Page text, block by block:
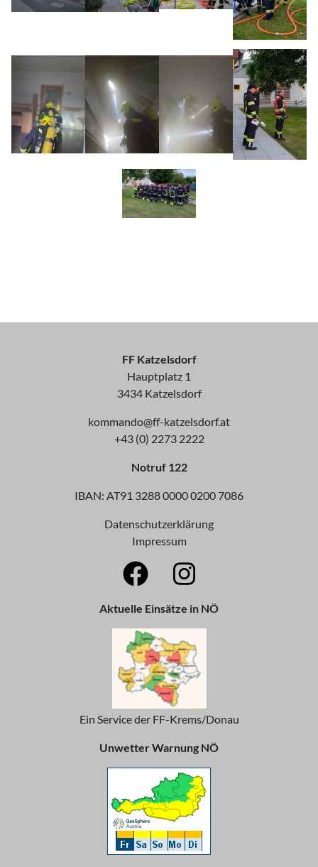
FF Katzelsdorf
Hauptplatz 1
3434 Katzelsdorf
kommando@ff-katzelsdorf.at
+43 (0) 2273 2222
Notruf 122
IBAN: AT91 3288 0000 0200 7086
Datenschutzerklärung
Impressum
Aktuelle Einsätze in NÖ
Ein Service der FF-Krems/Donau
Unwetter Warnung NÖ